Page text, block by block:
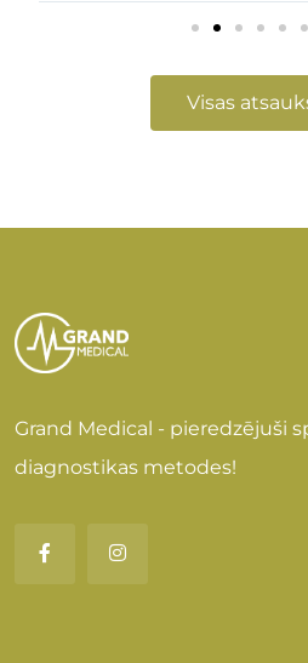
Visas
Grand Medical - pieredzējuši
diagnostikas metodes!